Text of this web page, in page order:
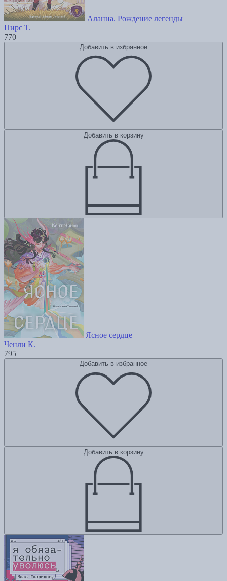
Аланна. Рождение легенды
Пирс Т.
770
Добавить в избранное
Добавить в корзину
Ясное сердце
Ченли К.
795
Добавить в избранное
Добавить в корзину